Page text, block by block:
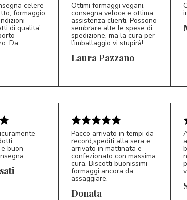
celere
formaggio
di qualita'
Da
LP 5/5
Ottimi formaggi vegani,
consegna veloce e ottima
assistenza clienti. Possono
sembrare alte le spese di
spedizione, ma la cura per
l’imballaggio vi stupirà!
Laura Pazzano
buon
D*
Pacco arrivato in tempi da
record,spediti alla sera e
arrivato in mattinata e
confezionato con massima
cura. Biscotti buonissimi
formaggi ancora da
assaggiare.
Donata S*